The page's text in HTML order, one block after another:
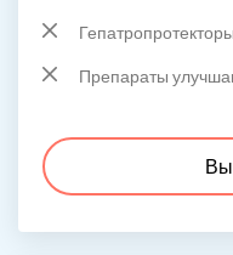
Гепатропротекторы
Препараты